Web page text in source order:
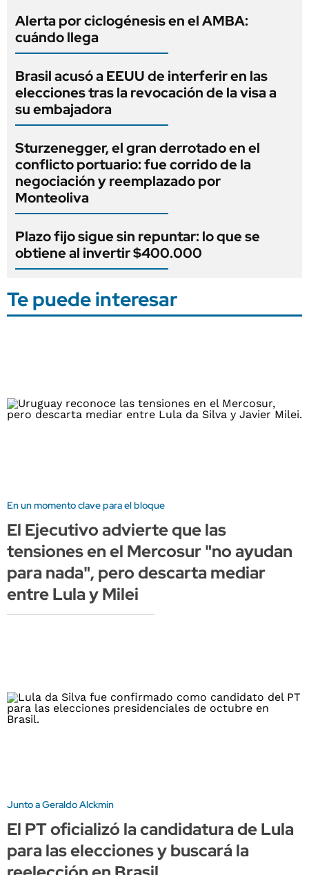
Alerta por ciclogénesis en el AMBA:
cuándo llega
Brasil acusó a EEUU de interferir en las
elecciones tras la revocación de la visa a
su embajadora
Sturzenegger, el gran derrotado en el
conflicto portuario: fue corrido de la
negociación y reemplazado por
Monteoliva
Plazo fijo sigue sin repuntar: lo que se
obtiene al invertir $400.000
Te puede interesar
En un momento clave para el bloque
El Ejecutivo advierte que las
tensiones en el Mercosur "no ayudan
para nada", pero descarta mediar
entre Lula y Milei
Junto a Geraldo Alckmin
El PT oficializó la candidatura de Lula
para las elecciones y buscará la